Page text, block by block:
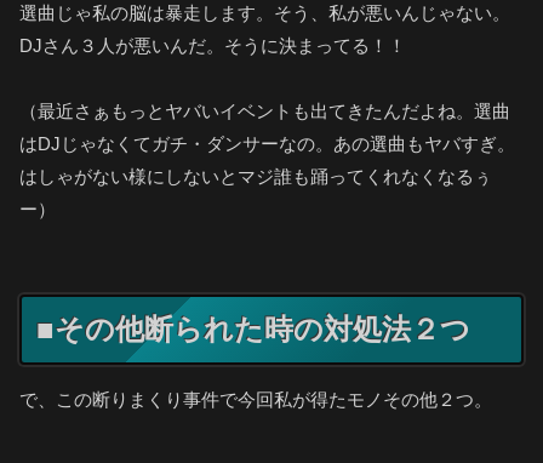
選曲じゃ私の脳は暴走します。そう、私が悪いんじゃない。
DJさん３人が悪いんだ。そうに決まってる！！
（最近さぁもっとヤバいイベントも出てきたんだよね。選曲
はDJじゃなくてガチ・ダンサーなの。あの選曲もヤバすぎ。
はしゃがない様にしないとマジ誰も踊ってくれなくなるぅ
ー）
■その他断られた時の対処法２つ
で、この断りまくり事件で今回私が得たモノその他２つ。